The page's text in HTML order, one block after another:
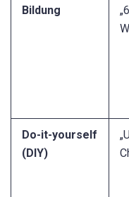
Bildung
Do-it-yourself
(DIY)